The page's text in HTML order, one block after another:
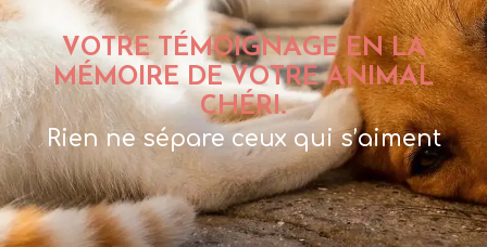
VOTRE TÉMOIGNAGE EN LA
MÉMOIRE DE VOTRE ANIMAL
CHÉRI.
Rien ne sépare ceux qui s’aiment